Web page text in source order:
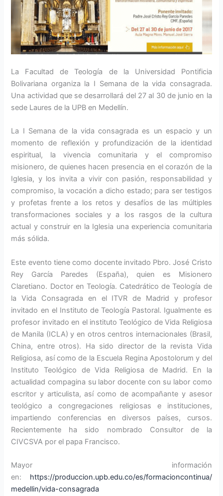
La Facultad de Teología de la Universidad Pontificia
Bolivariana organiza la I Semana de la vida consagrada.
Una actividad que se desarrollará del 27 al 30 de junio en la
sede Laures de la UPB en Medellín.
La I Semana de la vida consagrada es un espacio y un
momento de reflexión y profundización de la identidad
espiritual, la vivencia comunitaria y el compromiso
misionero, de quienes hacen presencia en el corazón de la
Iglesia, y los invita a vivir con pasión, responsabilidad y
compromiso, la vocación a dicho estado; para ser testigos
y profetas frente a los retos y desafíos de las múltiples
transformaciones sociales y a los rasgos de la cultura
actual y construir en la Iglesia una experiencia comunitaria
más sólida.
Este evento tiene como docente invitado Pbro. José Cristo
Rey García Paredes (España), quien es Misionero
Claretiano. Doctor en Teología. Catedrático de Teología de
la Vida Consagrada en el ITVR de Madrid y profesor
invitado en el Instituto de Teología Pastoral. Igualmente es
profesor invitado en el instituto Teológico de Vida Religiosa
de Manila (ICLA) y en otros centros internacionales (Brasil,
China, entre otros). Ha sido director de la revista Vida
Religiosa, así como de la Escuela Regina Apostolorum y del
Instituto Teológico de Vida Religiosa de Madrid. En la
actualidad compagina su labor docente con su labor como
escritor y articulista, así como de acompañante y asesor
teológico a congregaciones religiosas e instituciones,
impartiendo conferencias en diversos países, cursos.
Recientemente ha sido nombrado Consultor de la
CIVCSVA por el papa Francisco.
Mayor información
en: https://produccion.upb.edu.co/es/formacioncontinua/
medellin/vida-consagrada